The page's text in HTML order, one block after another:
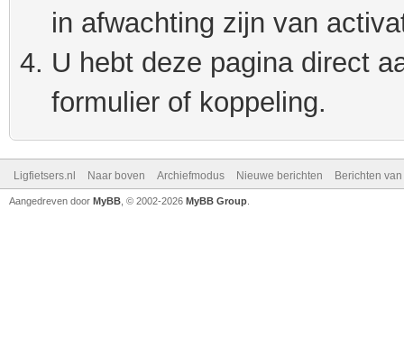
in afwachting zijn van
U hebt deze pagina direct
formulier of koppeling.
Ligfietsers.nl Naar boven Archiefmodus Nieuwe berichten Berichten
Aangedreven door MyBB , © 2002-2026 MyBB Group